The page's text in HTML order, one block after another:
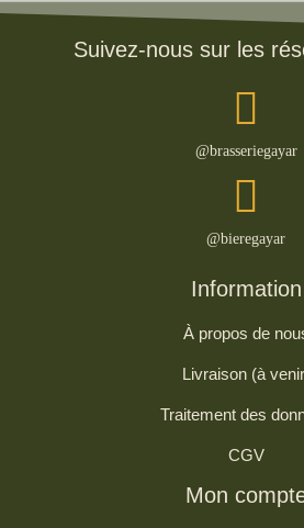
Suivez-nous sur les
@brasseriegayar
@bieregayar
Information
À propos de
Livraison (à
Traitement des
CGV
Mon